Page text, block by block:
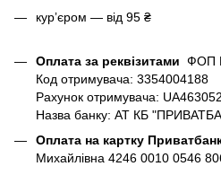
курʼєром — від 95 ₴
Оплата за реквізитами ФОП
Код отримувача: 3354004188
Рахунок отримувача:
Назва банку: АТ КБ
Оплата на картку
Михайлівна 4246 0010 0546